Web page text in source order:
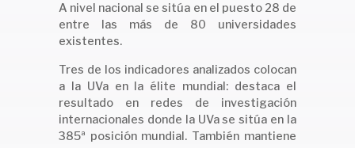
A nivel nacional se sitúa en el puesto 28 de
entre las más de 80 universidades
existentes.
Tres de los indicadores analizados colocan
a la UVa en la élite mundial: destaca el
resultado en redes de investigación
internacionales donde la UVa se sitúa en la
385ª posición mundial. También mantiene